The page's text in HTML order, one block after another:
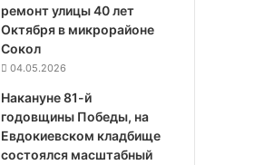
ремонт улицы 40 лет
Октября в микрорайоне
Сокол
04.05.2026
Накануне 81-й
годовщины Победы, на
Евдокиевском кладбище
состоялся масштабный